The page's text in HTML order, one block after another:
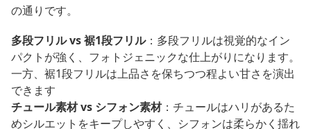
の通りです。
多段フリル vs 裾1段フリル：多段フリルは視覚的なイン
パクトが強く、フォトジェニックな仕上がりになります。
一方、裾1段フリルは上品さを保ちつつ程よい甘さを演出
できます
チュール素材 vs シフォン素材：チュールはハリがあるた
めシルエットをキープしやすく、シフォンは柔らかく揺れ